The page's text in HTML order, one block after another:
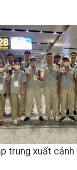
trung xuất cảnh